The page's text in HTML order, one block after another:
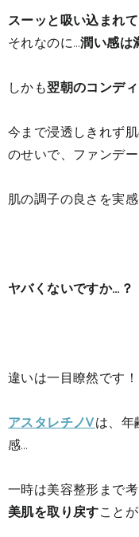
スーッと吸い込まれ
それなのに…潤い感は
しかも翌朝のコンデ
今まで浸透しきれず
のせいで、ファンデ
肌の調子の良さを実
ヤバくないですか…？
違いは一目瞭然です！
アスタレチノVは、年
感…
一時は美容整形まで
美肌を取り戻すこと